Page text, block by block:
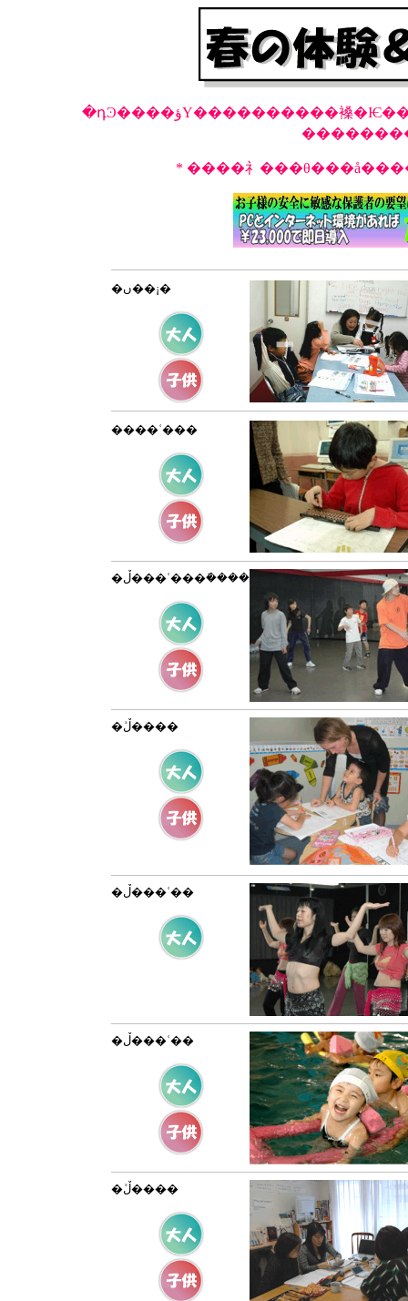
�ں��¡�
����ʿ���
�ڵ���ʿ���ܺ����
�ڵܺ����
�ڵ���ʿ��
�ڵ���ʿ��
�ڵܺ����